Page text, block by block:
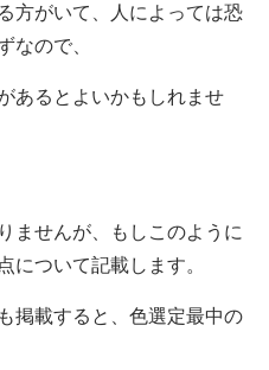
方がいて、人によっては恐
なので、
あるとよいかもしれませ
ませんが、もしこのように
について記載します。
掲載すると、色選定最中の